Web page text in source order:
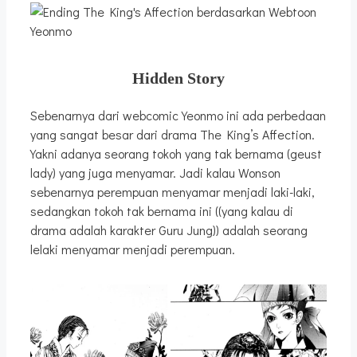
Hidden Story
Sebenarnya dari webcomic Yeonmo ini ada perbedaan
yang sangat besar dari drama The King’s Affection.
Yakni adanya seorang tokoh yang tak bernama (geust
lady) yang juga menyamar. Jadi kalau Wonson
sebenarnya perempuan menyamar menjadi laki-laki,
sedangkan tokoh tak bernama ini ((yang kalau di
drama adalah karakter Guru Jung)) adalah seorang
lelaki menyamar menjadi perempuan.